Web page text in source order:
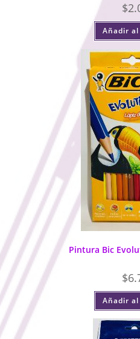
$
Añadir
Pintura Bic
$
Añadir